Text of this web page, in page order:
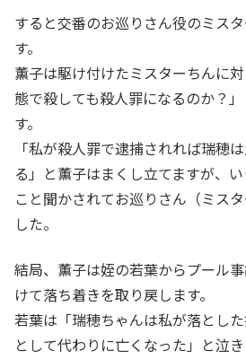
すると交番のお巡りさん役のミス
す。
薫子は駆け付けたミスターちんに
態で殺しても殺人罪になるのか？
す。
「私が殺人罪で逮捕されれば瑞穂
る」と薫子はまくし立てますが、
こと聞かされてお巡りさん（ミス
した。
結局、薫子は姪の若葉からプール
けて落ち着きを取り戻します。
若葉は「瑞穂ちゃんは私が落とし
として代わりに亡くなった」と泣